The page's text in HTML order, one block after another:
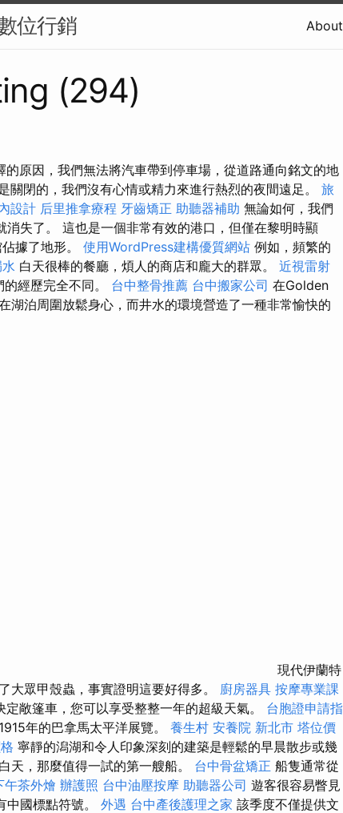
位行銷 About
(294)
原因，我們無法將汽車帶到停車場，從道路通向銘文的地
關閉的，我們沒有心情或精力來進行熱烈的夜間遠足。 旅
設計 后里推拿療程 牙齒矯正 助聽器補助 無論如何，我們
失了。 這也是一個非常有效的港口，但僅在黎明時顯
據了地形。 使用WordPress建構優質網站 例如，頻繁的
白天很棒的餐廳，煩人的商店和龐大的群眾。 近視雷射
經歷完全不同。 台中整骨推薦 台中搬家公司 在Golden
湖泊周圍放鬆身心，而井水的環境營造了一種非常愉快的
現代伊蘭特
大眾甲殼蟲，事實證明這要好得多。 廚房器具 按摩專業課
敞篷車，您可以享受整整一年的超級天氣。 台胞證申請指
年的巴拿馬太平洋展覽。 養生村 安養院 新北市 塔位價
寧靜的潟湖和令人印象深刻的建築是輕鬆的早晨散步或幾
天，那麼值得一試的第一艘船。 台中骨盆矯正 船隻通常從
午茶外燴 辦護照 台中油壓按摩 助聽器公司 遊客很容易瞥見
國標點符號。 外遇 台中產後護理之家 該季度不僅提供文